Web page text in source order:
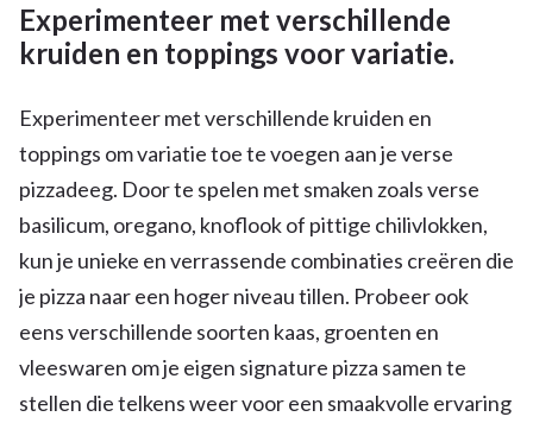
Experimenteer met verschillende
kruiden en toppings voor variatie.
Experimenteer met verschillende kruiden en
toppings om variatie toe te voegen aan je verse
pizzadeeg. Door te spelen met smaken zoals verse
basilicum, oregano, knoflook of pittige chilivlokken,
kun je unieke en verrassende combinaties creëren die
je pizza naar een hoger niveau tillen. Probeer ook
eens verschillende soorten kaas, groenten en
vleeswaren om je eigen signature pizza samen te
stellen die telkens weer voor een smaakvolle ervaring